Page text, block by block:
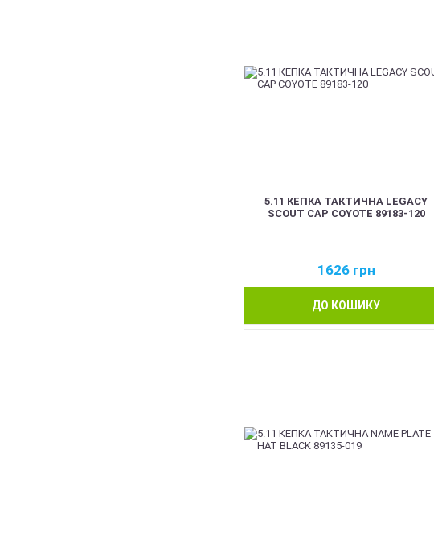
5.11 КЕПКА ТАКТИЧНА LEGACY
SCOUT CAP COYOTE 89183-120
1626 грн
ДО КОШИКУ